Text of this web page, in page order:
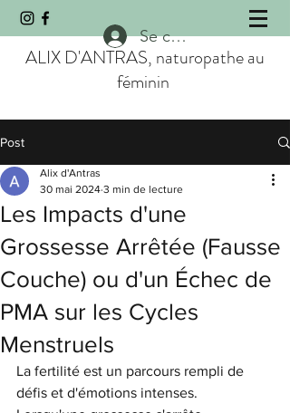
ALIX D'ANTRAS, naturopathe au
féminin
Se connecter
Post
Les Impacts d'une
Grossesse Arrêtée (Fausse
Couche) ou d'un Échec de
PMA sur les Cycles
Menstruels
Alix d'Antras
30 mai 2024 3 min de lecture
La fertilité est un parcours rempli de
défis et d'émotions intenses.